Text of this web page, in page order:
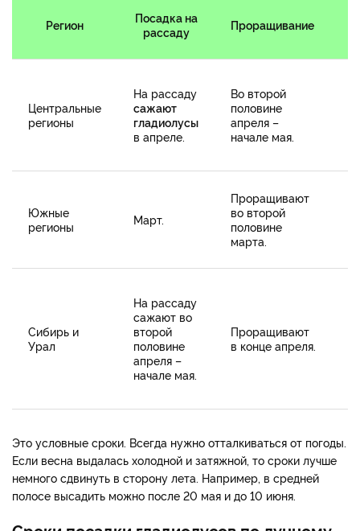
Регион
Посадка на
рассаду
Проращивание
Центральные
регионы
На рассаду
сажают
гладиолусы
в апреле.
Во второй
половине
апреля –
начале мая.
Южные
регионы
Март.
Проращивают
во второй
половине
марта.
Сибирь и
Урал
На рассаду
сажают во
второй
половине
апреля –
начале мая.
Проращивают
в конце апреля.
Это условные сроки. Всегда нужно отталкиваться от погоды.
Если весна выдалась холодной и затяжной, то сроки лучше
немного сдвинуть в сторону лета. Например, в средней
полосе высадить можно после 20 мая и до 10 июня.